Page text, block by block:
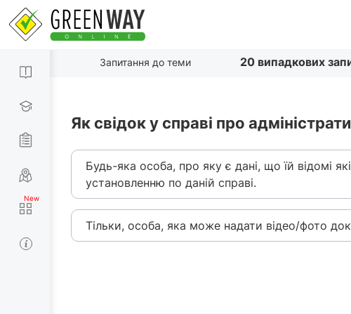
Запитання до теми 20 випадкових
Як свідок у справі про
Будь-яка особа, про яку є дані, що їй відомі
установленню по даній справі.
Тільки, особа, яка може надати відео/фото